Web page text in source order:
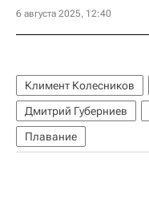
6 августа 2025, 12:40
Климент Колесников
Дмитрий Губерниев
Плавание